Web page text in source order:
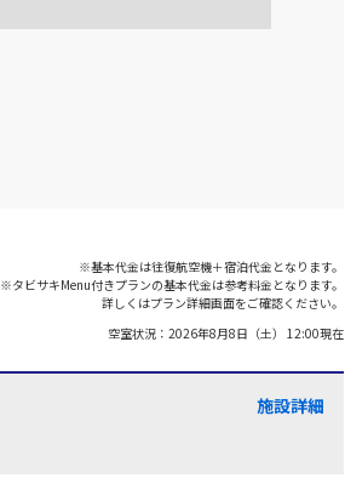
※基本代金は往復航空機＋宿泊代金となります。
※タビサキMenu付きプランの基本代金は参考料金となります。
詳しくはプラン詳細画面をご確認ください。
空室状況： 2026年8月8日（土） 12:00現在
施設詳細